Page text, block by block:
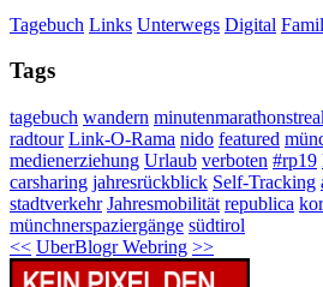
Tagebuch Links Unterwegs Digital
Tags
tagebuch wandern
radtour Link-O-Rama nido featured
medienerziehung Urlaub verboten #rp19
carsharing jahresrückblick Self-Tracking
stadtverkehr Jahresmobilität republica
münchnerspaziergänge südtirol
<< UberBlogr Webring >>